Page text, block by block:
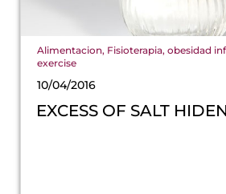
Alimentacion, Fisioterapia, obesidad
exercise
10/04/2016
EXCESS OF SALT